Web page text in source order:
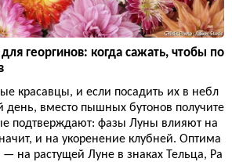
георгинов: когда сажать, чтобы по
красавцы, и если посадить их в небл
день, вместо пышных бутонов получите
подтверждают: фазы Луны влияют на
и на укоренение клубней. Оптима
на растущей Луне в знаках Тельца, Ра